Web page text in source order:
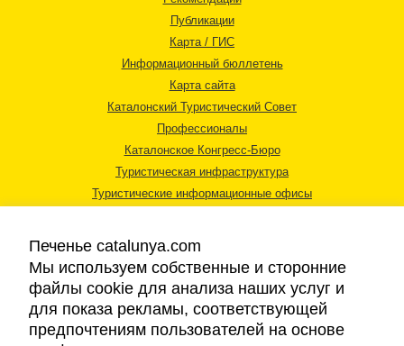
Публикации
Карта / ГИС
Информационный бюллетень
Карта сайта
Каталонский Туристический Совет
Профессионалы
Каталонское Конгресс-Бюро
Туристическая инфраструктура
Туристические информационные офисы
Правовая информация
Печенье catalunya.com
Мы используем собственные и сторонние
файлы cookie для анализа наших услуг и
для показа рекламы, соответствующей
предпочтениям пользователей на основе